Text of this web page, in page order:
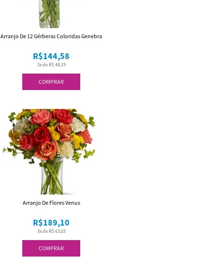
COMPRAR
3x de R$ 48,19
R$144,58
Arranjo De 12 Gérberas Coloridas Genebra
COMPRAR
3x de R$ 63,03
R$189,10
Arranjo De Flores Venus